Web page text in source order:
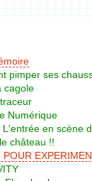
pimper ses
cagole
Numérique
L'entrée en scène
château !!
POUR